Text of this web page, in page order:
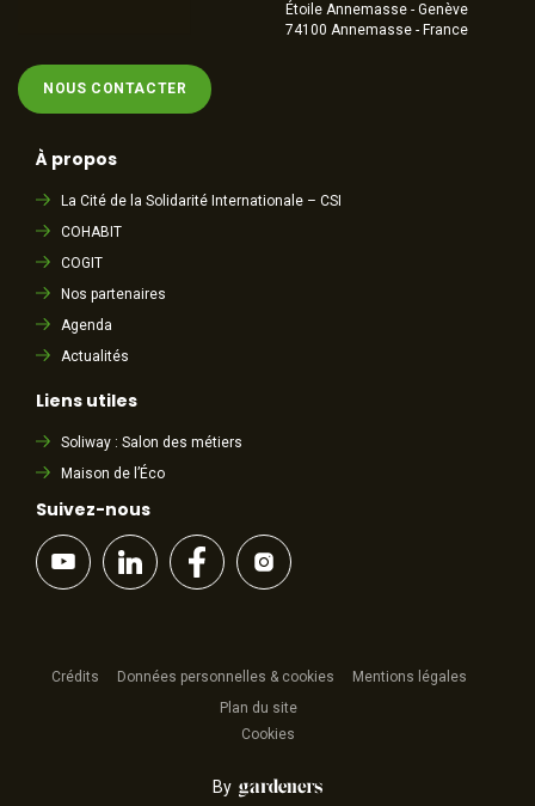
NOUS CONTACTER
Étoile Annemasse - Genève
74100 Annemasse - France
À propos
La Cité de la Solidarité Internationale – CSI
COHABIT
COGIT
Nos partenaires
Agenda
Actualités
Liens utiles
Soliway : Salon des métiers
Maison de l’Éco
Suivez-nous
Crédits Données personnelles & cookies
Mentions légales
Plan du site
Cookies
By